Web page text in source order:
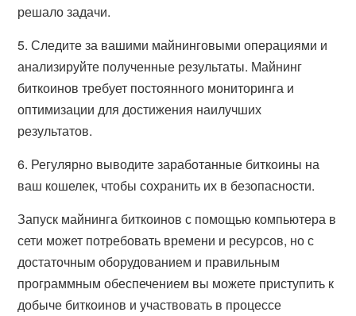
решало задачи.
5. Следите за вашими майнинговыми операциями и
анализируйте полученные результаты. Майнинг
биткоинов требует постоянного мониторинга и
оптимизации для достижения наилучших
результатов.
6. Регулярно выводите заработанные биткоины на
ваш кошелек, чтобы сохранить их в безопасности.
Запуск майнинга биткоинов с помощью компьютера в
сети может потребовать времени и ресурсов, но с
достаточным оборудованием и правильным
программным обеспечением вы можете приступить к
добыче биткоинов и участвовать в процессе